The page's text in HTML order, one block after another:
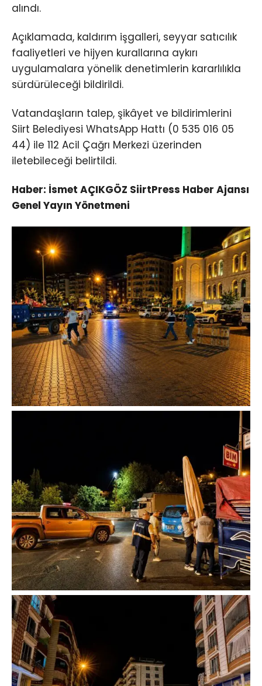
alındı.
Açıklamada, kaldırım işgalleri, seyyar satıcılık
faaliyetleri ve hijyen kurallarına aykırı
uygulamalara yönelik denetimlerin kararlılıkla
sürdürüleceği bildirildi.
Vatandaşların talep, şikâyet ve bildirimlerini
Siirt Belediyesi WhatsApp Hattı (0 535 016 05
44) ile 112 Acil Çağrı Merkezi üzerinden
iletebileceği belirtildi.
Haber: İsmet AÇIKGÖZ SiirtPress Haber Ajansı
Genel Yayın Yönetmeni